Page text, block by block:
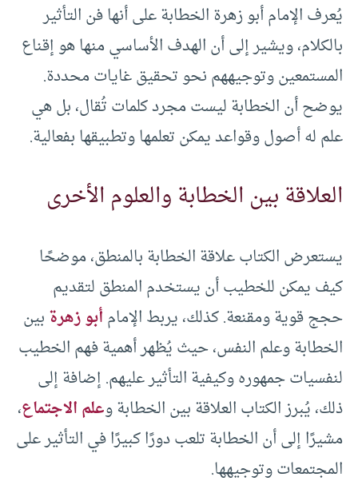
يُعرف الإمام أبو زهرة الخطابة على أنها فن التأثير
بالكلام، ويشير إلى أن الهدف الأساسي منها هو إقناع
المستمعين وتوجيههم نحو تحقيق غايات محددة.
يوضح أن الخطابة ليست مجرد كلمات تُقال، بل هي
علم له أصول وقواعد يمكن تعلمها وتطبيقها بفعالية.
العلاقة بين الخطابة والعلوم الأخرى
يستعرض الكتاب علاقة الخطابة بالمنطق، موضحًا
كيف يمكن للخطيب أن يستخدم المنطق لتقديم
حجج قوية ومقنعة. كذلك، يربط الإمامأبو زهرةبين
الخطابة وعلم النفس، حيث يُظهر أهمية فهم الخطيب
لنفسيات جمهوره وكيفية التأثير عليهم. إضافة إلى
ذلك، يُبرز الكتاب العلاقة بين الخطابة وعلم الاجتماع،
مشيرًا إلى أن الخطابة تلعب دورًا كبيرًا في التأثير على
المجتمعات وتوجيهها.